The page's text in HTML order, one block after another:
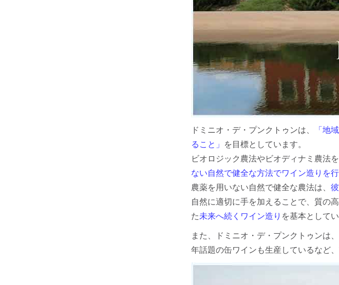
ドミニオ・デ・プンクトゥンは、
「地
ること」
を目標としています。
ビオロジック農法やビオディナミ農法
ない自然で健全な方法でワイン造りを行
農薬を用いない自然で健全な農法は、
自然に適切に手を加えることで、質の
た未来へ続くワイン造り を基本としてい
また、ドミニオ・デ・プンクトゥンは、
年話題の缶ワインも生産しているなど